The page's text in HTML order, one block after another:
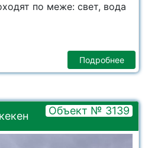
по меже: свет, вода
Подробнее
Объект № 3139